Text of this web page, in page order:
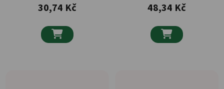
30,74 Kč

48,34 Kč
